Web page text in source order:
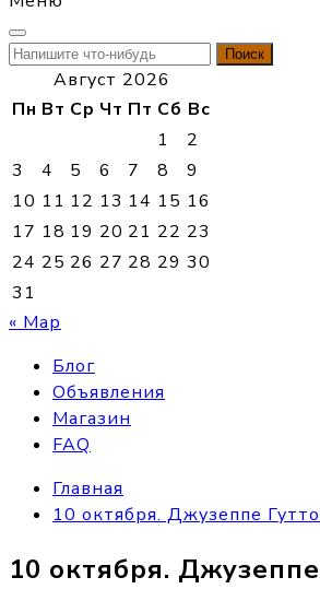
Найти:
Август 2026
Пн Вт Ср Чт Пт Сб Вс
1
2
3
4 5 6 7 8
9
10 11 12 13 14 15 16
17 18 19 20 21 22 23
24 25 26 27 28 29 30
31
« Мар
Блог
Объявления
Магазин
FAQ
Главная
10 октября. Джузеппе
10 октября. Джузеппе